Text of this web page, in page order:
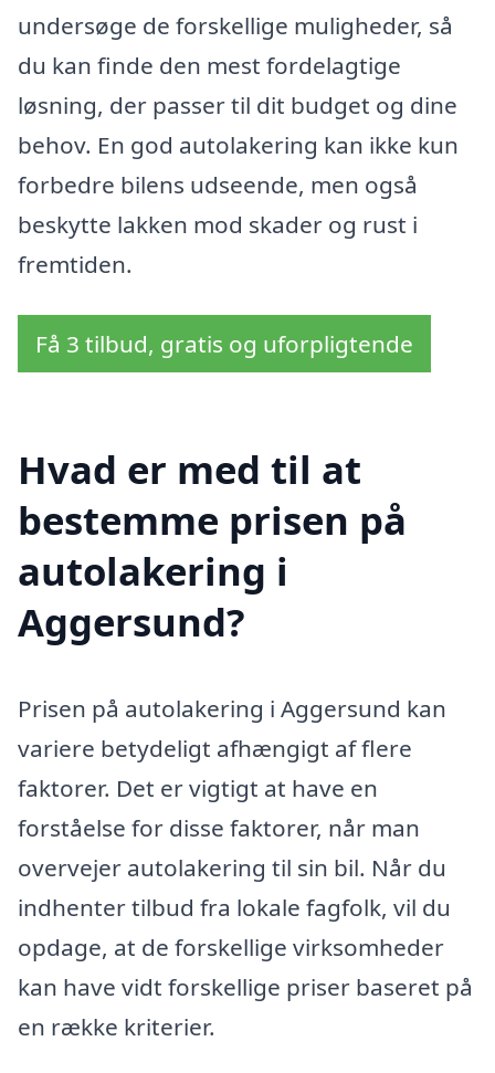
undersøge de forskellige muligheder, så
du kan finde den mest fordelagtige
løsning, der passer til dit budget og dine
behov. En god autolakering kan ikke kun
forbedre bilens udseende, men også
beskytte lakken mod skader og rust i
fremtiden.
Få 3 tilbud, gratis og uforpligtende
Hvad er med til at
bestemme prisen på
autolakering i
Aggersund?
Prisen på autolakering i Aggersund kan
variere betydeligt afhængigt af flere
faktorer. Det er vigtigt at have en
forståelse for disse faktorer, når man
overvejer autolakering til sin bil. Når du
indhenter tilbud fra lokale fagfolk, vil du
opdage, at de forskellige virksomheder
kan have vidt forskellige priser baseret på
en række kriterier.